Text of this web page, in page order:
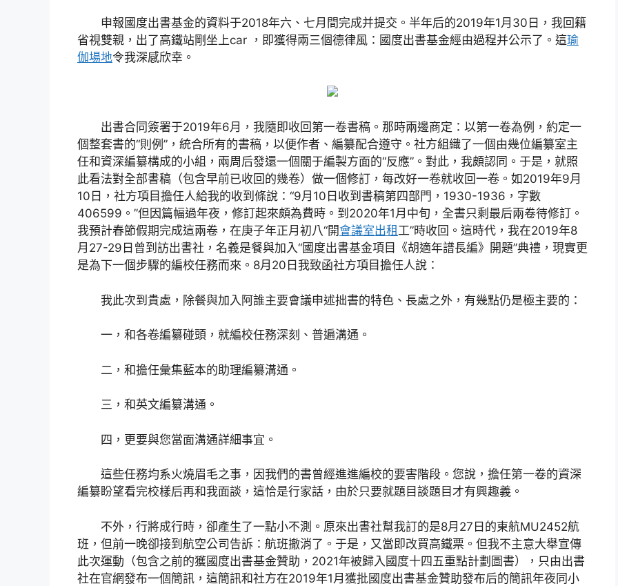
申報國度出書基金的資料于2018年六、七月間完成并提交。半年后的2019年1月30日，我回籍
省視雙親，出了高鐵站剛坐上car ，即獲得兩三個德律風：國度出書基金經由過程并公示了。這瑜
伽場地令我深感欣幸。
出書合同簽署于2019年6月，我隨即收回第一卷書稿。那時兩邊商定：以第一卷為例，約定一
個整套書的“則例”，統合所有的書稿，以便作者、編纂配合遵守。社方組織了一個由幾位編纂室主
任和資深編纂構成的小組，兩周后發還一個關于編製方面的“反應”。對此，我頗認同。于是，就照
此看法對全部書稿（包含早前已收回的幾卷）做一個修訂，每改好一卷就收回一卷。如2019年9月
10日，社方項目擔任人給我的收到條說：“9月10日收到書稿第四部門，1930-1936，字數
406599。”但因篇幅過年夜，修訂起來頗為費時。到2020年1月中旬，全書只剩最后兩卷待修訂。
我預計春節假期完成這兩卷，在庚子年正月初八“開會議室出租工”時收回。這時代，我在2019年8
月27-29日曾到訪出書社，名義是餐與加入“國度出書基金項目《胡適年譜長編》開題”典禮，現實更
是為下一個步驟的編校任務而來。8月20日我致函社方項目擔任人說：
我此次到貴處，除餐與加入阿誰主要會議申述拙書的特色、長處之外，有幾點仍是極主要的：
一，和各卷編纂碰頭，就編校任務深刻、普遍溝通。
二，和擔任彙集藍本的助理編纂溝通。
三，和英文編纂溝通。
四，更要與您當面溝通詳細事宜。
這些任務均系火燒眉毛之事，因我們的書曾經進進編校的要害階段。您說，擔任第一卷的資深
編纂盼望看完校樣后再和我面談，這恰是行家話，由於只要就題目談題目才有興趣義。
不外，行將成行時，卻產生了一點小不測。原來出書社幫我訂的是8月27日的東航MU2452航
班，但前一晚卻接到航空公司告訴：航班撤消了。于是，又當即改買高鐵票。但我不主意大舉宣傳
此次運動（包含之前的獲國度出書基金贊助，2021年被歸入國度十四五重點計劃圖書），只由出書
社在官網發布一個簡訊，這簡訊和社方在2019年1月獲批國度出書基金贊助發布后的簡訊年夜同小